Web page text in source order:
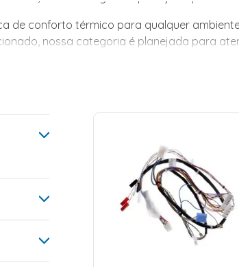
de conforto térmico para qualquer
nossa categoria é planejada para